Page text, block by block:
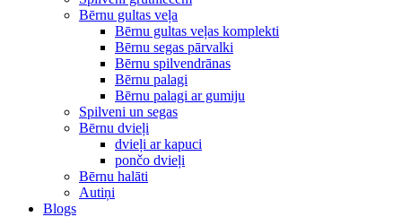
Bērnu gultas veļa
Bērnu gultas veļas komplekti
Bērnu segas pārvalki
Bērnu spilvendrānas
Bērnu palagi
Bērnu palagi ar gumiju
Spilveni un segas
Bērnu dvieļi
dvieļi ar kapuci
pončo dvieļi
Bērnu halāti
Autiņi
Blogs